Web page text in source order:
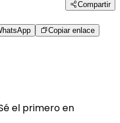
Compartir
Copiar enlace
el primero en